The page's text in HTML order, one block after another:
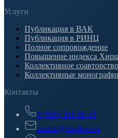
Услуги
Публикация в ВАК
Публикация в РИНЦ
Полное сопровождение
Повышение индекса
Коллективное соавторство
Коллективные
Контакты
8 (800) 301-88-45
institut@rinolens.ru